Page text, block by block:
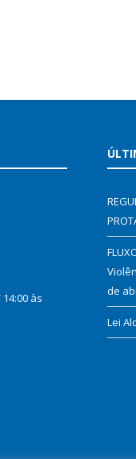
às
de
Lei